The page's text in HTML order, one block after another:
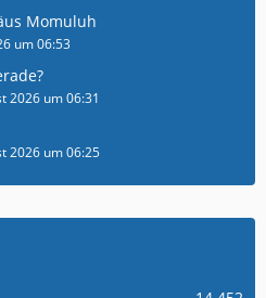
Momuluh
um 06:53
2026 um 06:31
2026 um 06:25